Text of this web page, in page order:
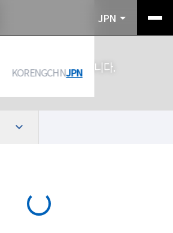
JPN
KORENGCHNJPN
소재로 산업을 연결합니다.